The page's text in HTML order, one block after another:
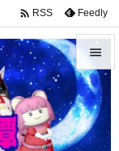


メニュ

サイド
 RSS Feedly